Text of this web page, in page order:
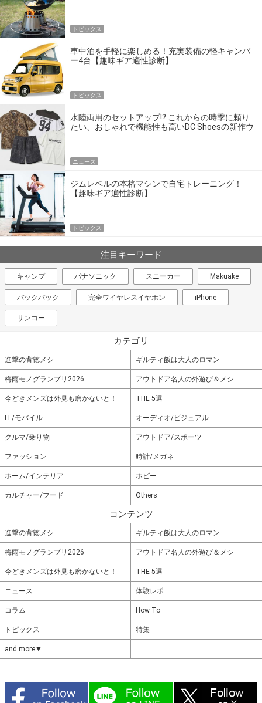
トピックス
車中泊を手軽に楽しめる！充実装備の軽キャンパ
ー4台【趣味ギア適性診断】
トピックス
水陸両用のセットアップ!? これからの時季に頼り
たい、おしゃれで機能性も高いDC Shoesの新作ウ
ニュース
ジムレベルの本格マシンで自宅トレーニング！
【趣味ギア適性診断】
トピックス
注目キーワード
キャンプ パナソニック スニーカー Makuake
バックパック 完全ワイヤレスイヤホン iPhone
サンコー
カテゴリ
進撃の背徳メシ ギルティ飯は大人のロマン
梅雨モノグランプリ2026 アウトドア名人の外遊び＆メシ
今どきメンズは外見も磨かないと！ THE 5選
IT/モバイル オーディオ/ビジュアル
クルマ/乗り物 アウトドア/スポーツ
ファッション 時計/メガネ
ホーム/インテリア ホビー
カルチャー/フード Others
コンテンツ
進撃の背徳メシ ギルティ飯は大人のロマン
梅雨モノグランプリ2026 アウトドア名人の外遊び＆メシ
今どきメンズは外見も磨かないと！ THE 5選
ニュース 体験レポ
コラム How To
トピックス 特集
and more▼